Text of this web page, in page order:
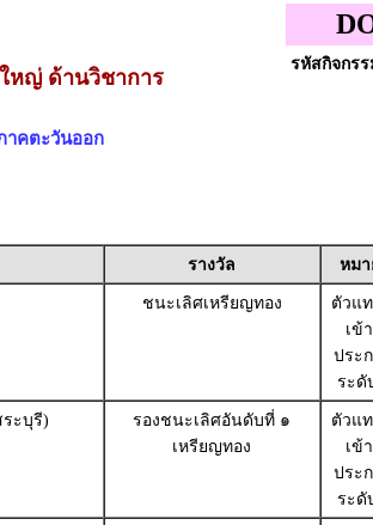
หญ่ ด้านวิชาการ
าคตะวันออก
รหัสกิจกรร
รางวัล
หมา
ชนะเลิศเหรียญทอง
ตัวแ
เข้
ประ
ระดั
ะบุรี)
รองชนะเลิศอันดับที่ ๑
เหรียญทอง
ตัวแ
เข้
ประ
ระดั